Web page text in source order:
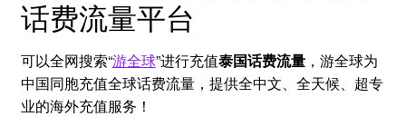
话费流量平台
可以全网搜索“游全球”进行充值泰国话费流量，游全球为
中国同胞充值全球话费流量，提供全中文、全天候、超专
业的海外充值服务！